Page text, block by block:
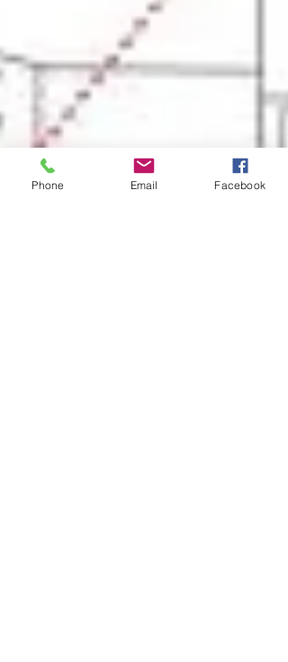
Phone Email Facebook